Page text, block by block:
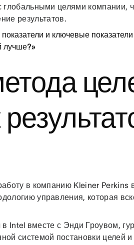
глобальными целями компании,
результатов.
и ключевые
лучше?»
в компанию Kleiner Perkins
управления, которая
Intel вместе с Энди Гроувом,
системой постановки целей